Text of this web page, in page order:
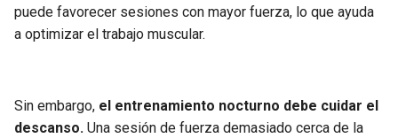
puede favorecer sesiones con mayor fuerza, lo que ayuda
a optimizar el trabajo muscular.
Sin embargo, el entrenamiento nocturno debe cuidar el
descanso. Una sesión de fuerza demasiado cerca de la